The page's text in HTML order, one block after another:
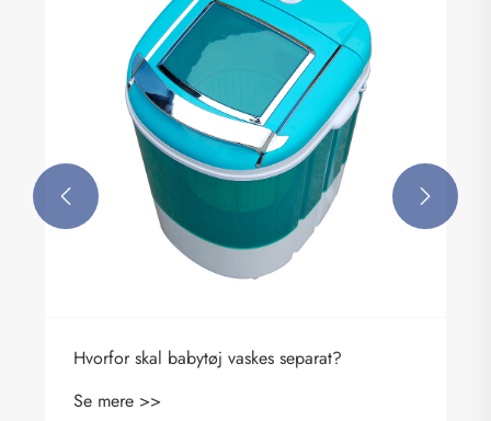
Hvorfor skal babytøj vaskes separat?
Se mere >>
 